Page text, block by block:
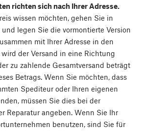
richten sich nach Ihrer Adresse.
wissen möchten, gehen Sie in
legen Sie die vormontierte Version
mit Ihrer Adresse in den
der Versand in eine Richtung
zu zahlende Gesamtversand beträgt
Betrags. Wenn Sie möchten, dass
Spediteur oder Ihren eigenen
müssen Sie dies bei der
Reparatur angeben. Wenn Sie Ihr
benutzen, sind Sie für